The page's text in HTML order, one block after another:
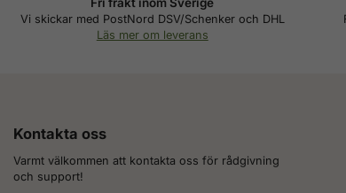
Vi skickar med PostNord DSV/Schenker och DHL
Läs mer om leverans
Kontakta oss
Varmt välkommen att kontakta oss för rådgivning
och support!